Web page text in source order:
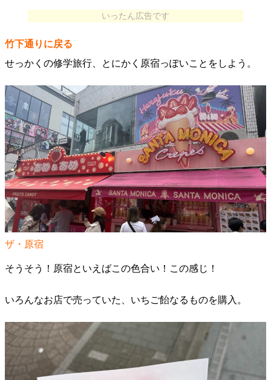
いったん広告です
竹下通りに戻る
せっかくの修学旅行、とにかく原宿っぽいことをしよう。
ザ・原宿
そうそう！原宿といえばこの色合い！この感じ！
いろんなお店で売っていた、いちご飴なるものを購入。